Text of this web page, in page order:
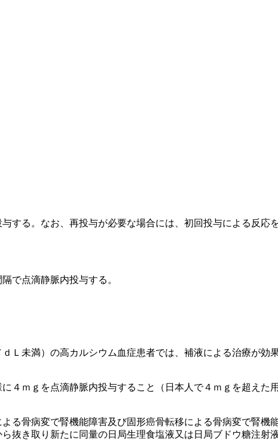
る。なお、再投与が必要な場合には、初回投与による反応
で点滴静脈内投与する。
未満）の高カルシウム血症患者では、補液による治療が効
ｍｇを点滴静脈内投与すること（日本人で４ｍｇを超えた
骨病変で腎機能障害及び固形癌骨転移による骨病変で腎機
抜き取り新たに同量の日局生理食塩液又は日局ブドウ糖注射